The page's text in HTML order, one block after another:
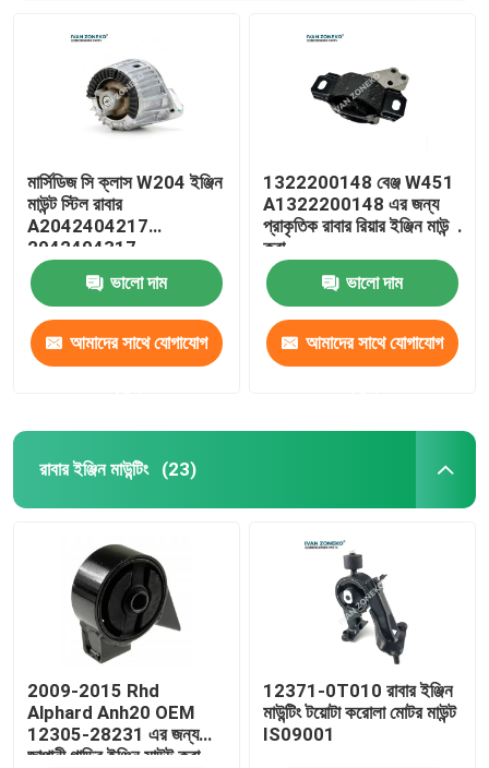
মার্সিডিজ সি ক্লাস W204 ইঞ্জিন
মাউন্ট স্টিল রাবার
A2042404217
2042404317
ভালো দাম
আমাদের সাথে যোগাযোগ
1322200148 বেঞ্জ W451
A1322200148 এর জন্য
প্রাকৃতিক রাবার রিয়ার ইঞ্জিন মাউন্ট
করা
ভালো দাম
আমাদের সাথে যোগাযোগ
রাবার ইঞ্জিন মাউন্টিং (23)
2009-2015 Rhd
Alphard Anh20 OEM
12305-28231 এর জন্য
জাপানী গাড়ির ইঞ্জিন মাউন্ট করা
12371-0T010 রাবার ইঞ্জিন
মাউন্টিং টয়োটা করোলা মোটর মাউন্ট
IS09001